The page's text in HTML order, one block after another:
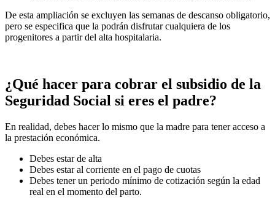
De esta ampliación se excluyen las semanas de descanso obligatorio,
pero se especifica que la podrán disfrutar cualquiera de los
progenitores a partir del alta hospitalaria.
¿Qué hacer para cobrar el subsidio de la
Seguridad Social si eres el padre?
En realidad, debes hacer lo mismo que la madre para tener acceso a
la prestación económica.
Debes estar de alta
Debes estar al corriente en el pago de cuotas
Debes tener un periodo mínimo de cotización según la edad
real en el momento del parto.